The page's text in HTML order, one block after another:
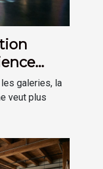
galeries, la
veut plus